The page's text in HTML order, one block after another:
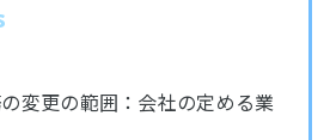
変更の範囲：会社の定める業